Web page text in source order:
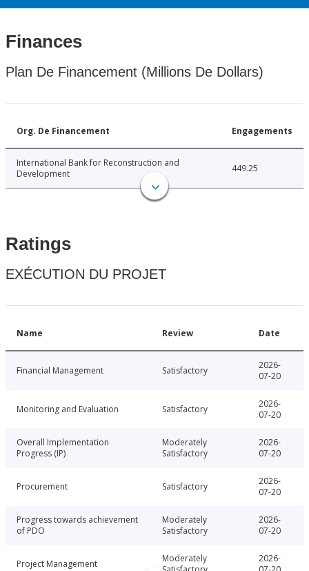
Finances
Plan De Financement (Millions De Dollars)
Org. De Financement Engagements
International Bank for Reconstruction and
Development
449.25
Ratings
EXÉCUTION DU PROJET
Name Review Date
Financial Management Satisfactory
2026-
07-20
Monitoring and Evaluation Satisfactory
2026-
07-20
Overall Implementation
Progress (IP)
Moderately
Satisfactory
2026-
07-20
Procurement Satisfactory
2026-
07-20
Progress towards achievement
of PDO
Moderately
Satisfactory
2026-
07-20
Project Management
Moderately
2026-